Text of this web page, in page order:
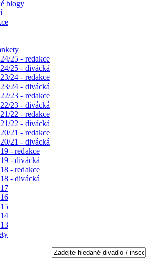
blogy
25 - redakce
25 - divácká
24 - redakce
24 - divácká
23 - redakce
23 - divácká
22 - redakce
22 - divácká
21 - redakce
21 - divácká
- redakce
- divácká
- redakce
- divácká